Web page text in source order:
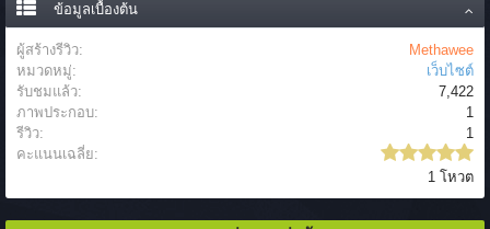
ข้อมูลเบื้องต้น
ผู้สร้างรีวิว:
Methawee
หมวดหมู่:
เว็บไซต์
รับชมแล้ว:
7,422
ภาพประกอบ:
1
รีวิว:
1
คะแนนเฉลี่ย:
1 โหวต